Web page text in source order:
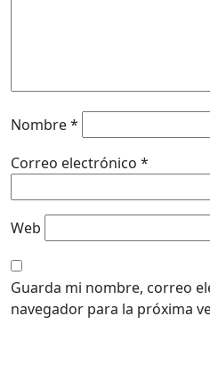
Nombre*
Correo electrónico *
Web
Guarda mi nombre, correo
navegador para la próxima